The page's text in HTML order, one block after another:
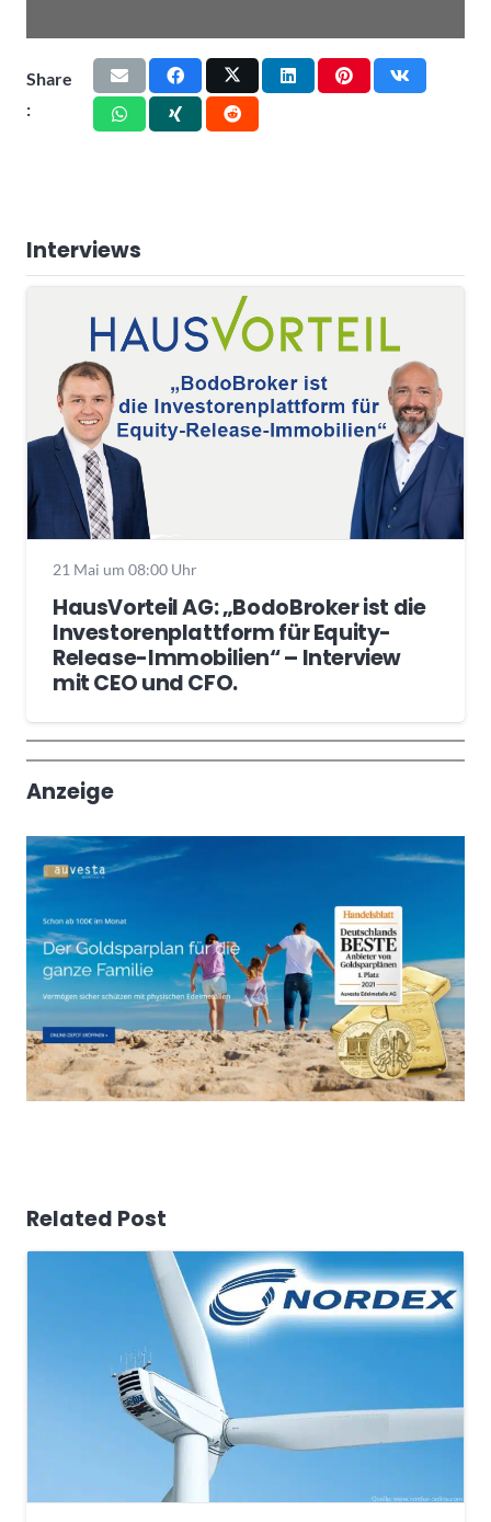
Share
:
Interviews
21 Mai um 08:00 Uhr
HausVorteil AG: „BodoBroker ist die
Investorenplattform für Equity-
Release-Immobilien“ – Interview
mit CEO und CFO.
Wochenrückblick
Trendthemen
Anzeige
Related Post